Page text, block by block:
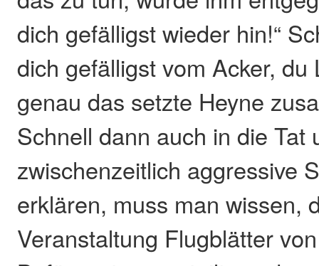
dich gefälligst wieder hin!“
dich gefälligst vom Acker, du
genau das setzte Heyne
Schnell dann auch in die Tat
zwischenzeitlich aggressive
erklären, muss man wissen,
Veranstaltung Flugblätter